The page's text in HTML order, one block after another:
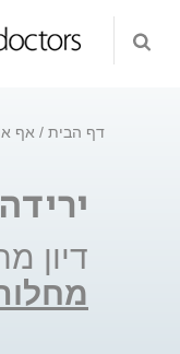
דף הבית אף
דיון